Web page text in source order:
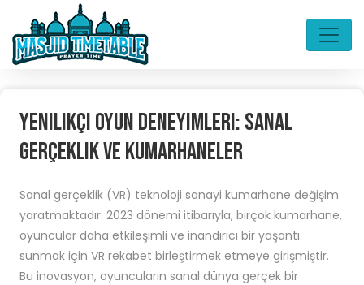
Yenilikçi Oyun Deneyimleri: Sanal
Gerçeklik ve Kumarhaneler
Sanal gerçeklik (VR) teknoloji sanayi kumarhane değişim
yaratmaktadır. 2023 dönemi itibarıyla, birçok kumarhane,
oyuncular daha etkileşimli ve inandırıcı bir yaşantı
sunmak için VR rekabet birleştirmek etmeye girişmiştir.
Bu inovasyon, oyuncuların sanal dünya gerçek bir